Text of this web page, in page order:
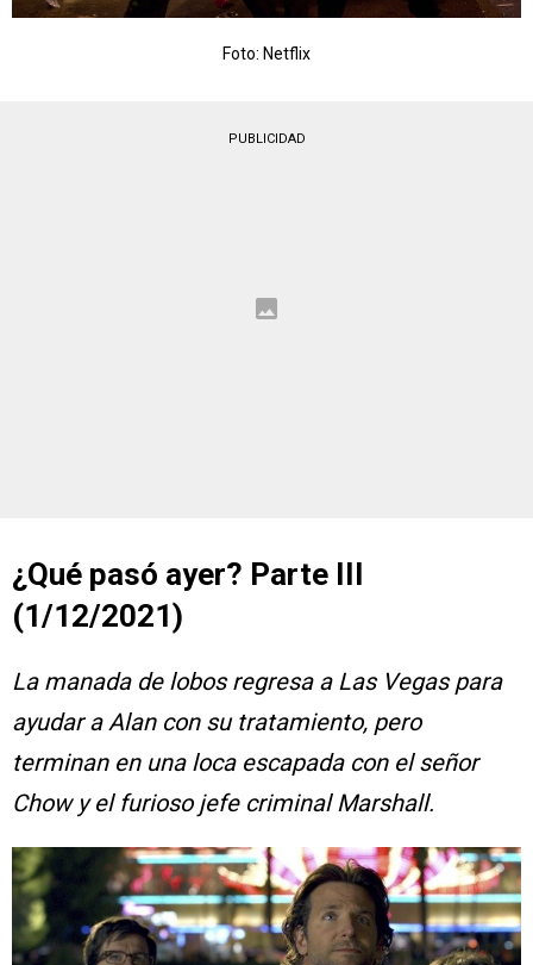
Foto: Netflix
PUBLICIDAD
¿Qué pasó ayer? Parte III
(1/12/2021)
La manada de lobos regresa a Las Vegas para
ayudar a Alan con su tratamiento, pero
terminan en una loca escapada con el señor
Chow y el furioso jefe criminal Marshall.